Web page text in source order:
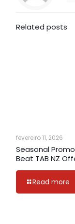
Related posts
fevereiro 11, 2026
Seasonal
Beat TAB NZ
Read more